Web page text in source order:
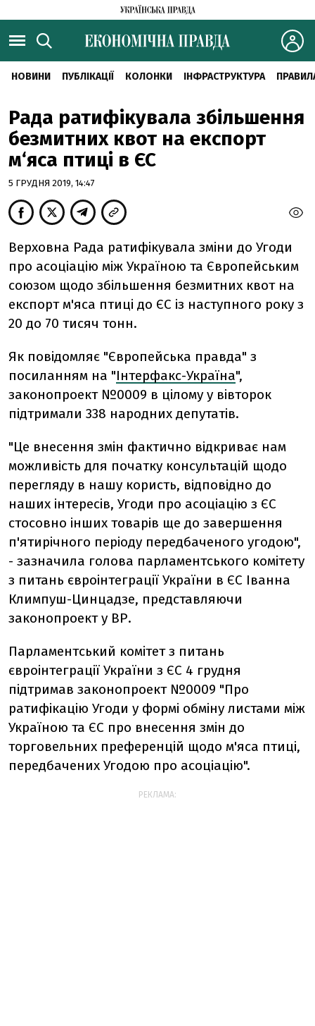
НОВИНИ ПУБЛІКАЦІЇ КОЛОНКИ ІНФРАСТРУКТУРА
Рада ратифікувала збільшення
безмитних квот на експорт
м‘яса птиці в ЄС
5 ГРУДНЯ 2019, 14:47
Верховна Рада ратифікувала зміни до Угоди
про асоціацію між Україною та Європейським
союзом щодо збільшення безмитних квот на
експорт м'яса птиці до ЄС із наступного року з
20 до 70 тисяч тонн.
Як повідомляє "Європейська правда" з
посиланням на "Інтерфакс-Україна",
законопроект №0009 в цілому у вівторок
підтримали 338 народних депутатів.
"Це внесення змін фактично відкриває нам
можливість для початку консультацій щодо
перегляду в нашу користь, відповідно до
наших інтересів, Угоди про асоціацію з ЄС
стосовно інших товарів ще до завершення
п'ятирічного періоду передбаченого угодою",
- зазначила голова парламентського комітету
з питань євроінтеграції України в ЄС Іванна
Климпуш-Цинцадзе, представляючи
законопроект у ВР.
Парламентський комітет з питань
євроінтеграції України з ЄС 4 грудня
підтримав законопроект №0009 "Про
ратифікацію Угоди у формі обміну листами між
Україною та ЄС про внесення змін до
торговельних преференцій щодо м'яса птиці,
передбачених Угодою про асоціацію".
РЕКЛАМА: